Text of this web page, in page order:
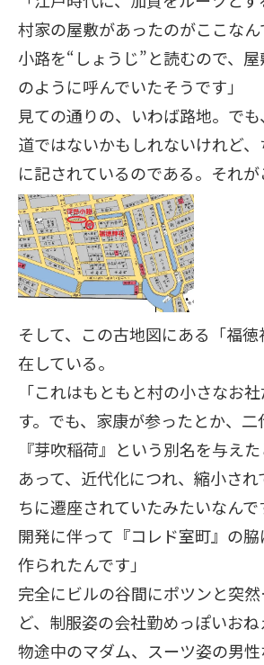
村家の屋敷があったのがここな
小路を“しょうじ”と読むので、
のように呼んでいたそうです」
見ての通りの、いわば路地。で
道ではないかもしれないけれど
に記されているのである。それが
そして、この古地図にある「福
在している。
「これはもともと村の小さなお
す。でも、家康が参ったとか、
『芽吹稲荷』という別名を与え
あって、近代化につれ、縮小され
ちに遷座されていたみたいなん
開発に伴って『コレド室町』の
作られたんです」
完全にビルの谷間にポツンと突
ど、制服姿の会社勤めっぽいお
物途中のマダム、スーツ姿の男